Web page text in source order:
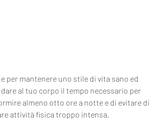
per mantenere uno stile di vita sano ed
al tuo corpo il tempo necessario per
almeno otto ore a notte e di evitare di
attività fisica troppo intensa.